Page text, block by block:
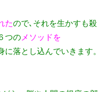
たので､それを生かすも殺
つの メソッドを
に落とし込んでいきます。